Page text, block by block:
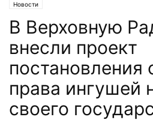
Новости
В Верховную
внесли проект
постановления
права ингушей
своего